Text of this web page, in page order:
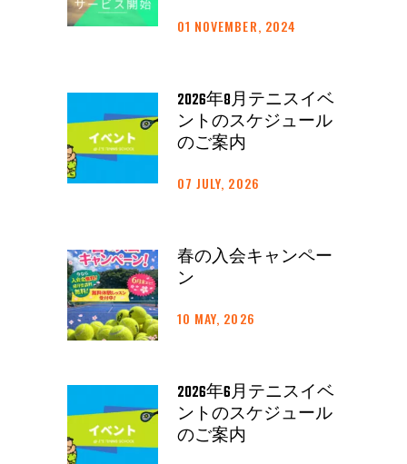
01 NOVEMBER, 2024
2026年8月テニスイベ
ントのスケジュール
のご案内
07 JULY, 2026
春の入会キャンペー
ン
10 MAY, 2026
2026年6月テニスイベ
ントのスケジュール
のご案内